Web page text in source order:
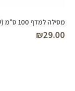
מסילה למדף 100 ס”מ (לבן)
₪29.00